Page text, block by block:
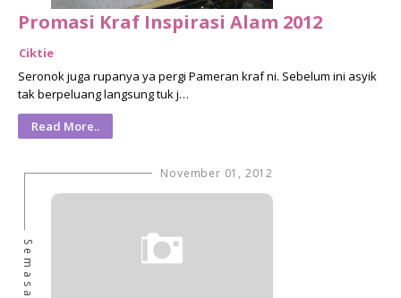
Promasi Kraf Inspirasi Alam 2012
Ciktie
Seronok juga rupanya ya pergi Pameran kraf ni. Sebelum ini asyik
tak berpeluang langsung tuk j…
Read More..
November 01, 2012
Semasa